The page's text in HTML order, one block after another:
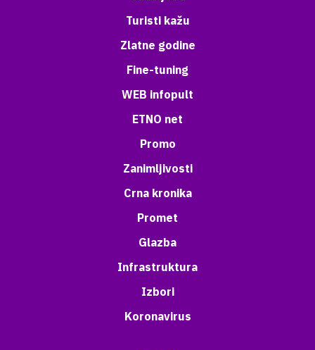
Turisti kažu
Zlatne godine
Fine-tuning
WEB infopult
ETNO net
Promo
Zanimljivosti
Crna kronika
Promet
Glazba
Infrastruktura
Izbori
Koronavirus